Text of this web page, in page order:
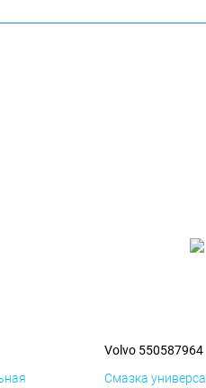
Volvo 550587964
Смазка